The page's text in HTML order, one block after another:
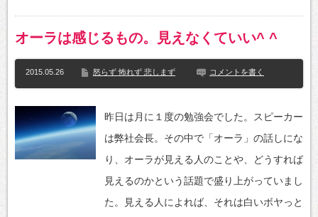
オーラは感じるもの。見えなくていい^ ^
2015.05.26 怒らず 怖れず 悲しまず コメントを書く
昨日は月に１度の勉強会でした。スピーカー
は弊社会長。その中で「オーラ」の話しにな
り、オーラが見える人のことや、どうすれば
見えるのかという話題で盛り上がっていまし
た。見える人によれば、それは白いボヤっと